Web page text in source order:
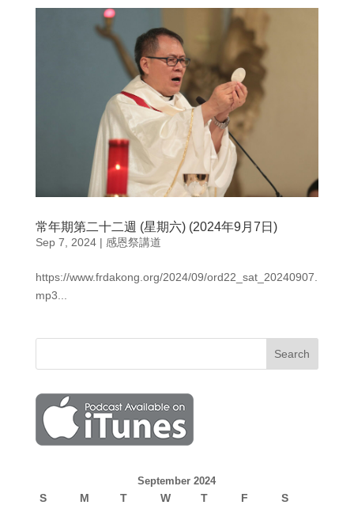
常年期第二十二週 (星期六) (2024年9月7日)
Sep 7, 2024| 感恩祭講道
https://www.frdakong.org/2024/09/ord22_sat_20240907.
mp3...
September 2024
S M T W T F
S